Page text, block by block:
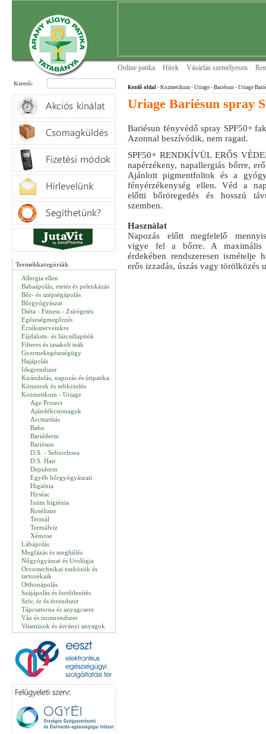
Online patika Hírek Vásárlás személyesen
Keresõ:
Termékkategóriák
Allergia ellen
Babaápolás, etetés és pelenkázás
Bőr- és szépségápolás
Bőrgyógyászat
Diéta - Fitness - Zsírégetés
Egészségmegőrzés
Érzékszerveinkre
Fájdalom- és lázcsillapítók
Filteres és tasakolt teák
Gyermekegészségügy
Hajápolás
Idegrendszer
Kirándulás, napozás és útipatika
Kötszerek és sebkezelés
Kozmetikum - Uriage
Age Protect
Ajándékcsomagok
Arctisztítás
Baba
Bariéderm
Bariésun
D.S. - Seborrhoea
D.S. Hair
Depiderm
Egyéb bőrgyógyászati
Higiénia
Hyséac
Intim higiénia
Roséliane
Termál
Termálvíz
Xémose
Lábápolás
Megfázás és meghűlés
Nőgyógyászat és Urológia
Orvostechnikai eszközök és
tartozékaik
Otthonápolás
Szájápolás és fertőtlenítés
Szív, ér és érrendszer
Tápcsatorna és anyagcsere
Váz és izomrendszer
Vitaminok és ásványi anyagok
Kezdõ oldal - Kozmetikum - Uriage - Bariésun - Uriage
Uriage Bariésun spray
Bariésun fényvédő spray SPF50+
Azonnal beszívódik, nem ragad.
SPF50+ RENDKÍVÜL ERŐS
napérzékeny, napallergiás bőrre,
Ajánlott pigmentfoltok és a
fényérzékenység ellen. Véd a
előtti bőröregedés és hosszú
szemben.
Használat
Napozás előtt megfelelő
vigye fel a bőrre. A maximális
érdekében rendszeresen ismételje
erős izzadás, úszás vagy törölközés